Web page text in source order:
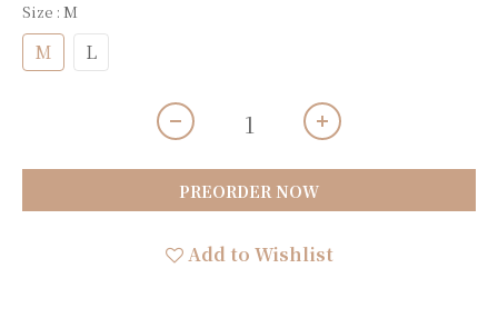
Size : M
M L
PREORDER NOW
Add to Wishlist